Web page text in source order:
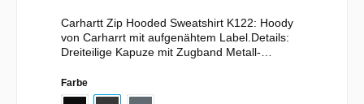
Carhartt Zip Hooded Sweatshirt K122: Hoody
von Carharrt mit aufgenähtem Label.Details:
Dreiteilige Kapuze mit Zugband Metall-
Front-Handwärmetaschen Dehnbare
elasthanverstärkte Rib-Strick-Ärmel und
Farbe